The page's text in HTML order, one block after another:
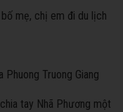
mẹ, chị em đi du lịch
tay Nhã Phương một